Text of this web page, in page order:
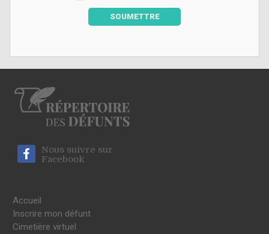
SOUMETTRE
Nous suivre sur
Facebook
Accueil
Inscrire mon défunt
Cimetière virtuel